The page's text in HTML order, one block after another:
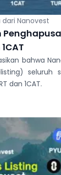
dari Nanovest
bahwa
seluruh
dan 1CAT.